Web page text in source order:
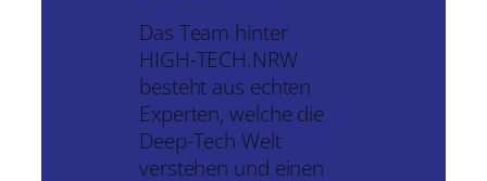
Das Team hinter
HIGH-TECH.NRW
besteht aus echten
Experten, welche die
Deep-Tech Welt
verstehen und einen